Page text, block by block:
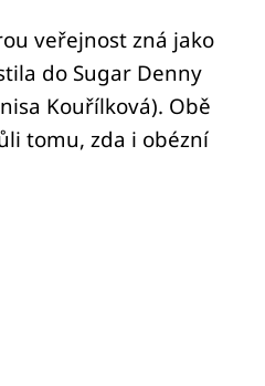
veřejnost zná jako
do Sugar Denny
Kouřílková). Obě
tomu, zda i obézní